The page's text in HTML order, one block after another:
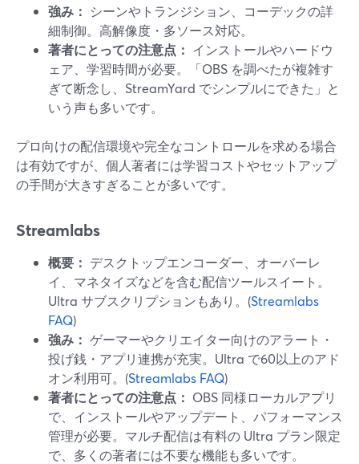
強み： シーンやトランジション、コーデックの詳
細制御。高解像度・多ソース対応。
著者にとっての注意点： インストールやハードウ
ェア、学習時間が必要。「OBS を調べたが複雑す
ぎて断念し、StreamYard でシンプルにできた」と
いう声も多いです。
プロ向けの配信環境や完全なコントロールを求める場合
は有効ですが、個人著者には学習コストやセットアップ
の手間が大きすぎることが多いです。
Streamlabs
概要： デスクトップエンコーダー、オーバーレ
イ、マネタイズなどを含む配信ツールスイート。
Ultra サブスクリプションもあり。(Streamlabs
FAQ)
強み： ゲーマーやクリエイター向けのアラート・
投げ銭・アプリ連携が充実。Ultra で60以上のアド
オン利用可。(Streamlabs FAQ)
著者にとっての注意点： OBS 同様ローカルアプリ
で、インストールやアップデート、パフォーマンス
管理が必要。マルチ配信は有料の Ultra プラン限定
で、多くの著者には不要な機能も多いです。